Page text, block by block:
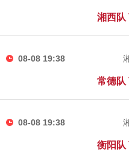
湘西队
08-08 19:38
常德队
08-08 19:38
衡阳队